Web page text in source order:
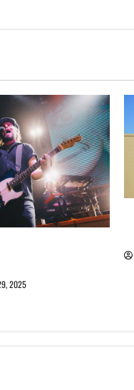
2025